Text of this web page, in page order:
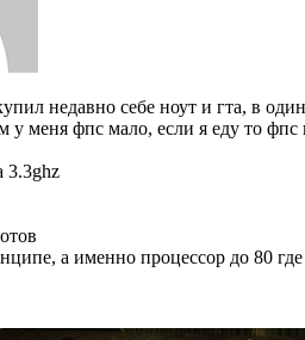
недавно себе ноут и гта, в
у меня фпс мало, если я еду то фпс
3.3ghz
а именно процессор до 80